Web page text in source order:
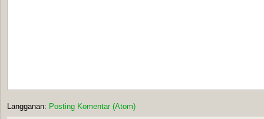
Langganan: Posting Komentar (Atom)